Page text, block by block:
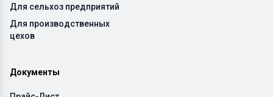
Для сельхоз предприятий
Для производственных
цехов
Документы